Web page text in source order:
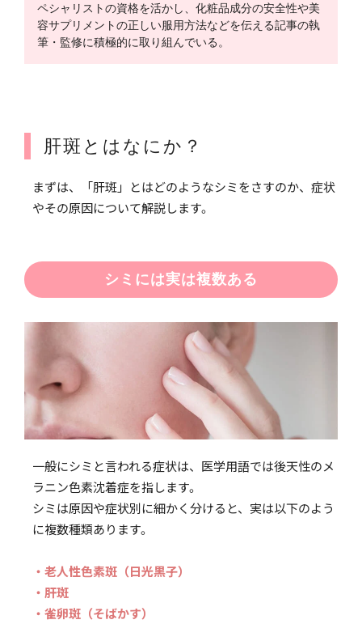
ペシャリストの資格を活かし、化粧品成分の安全性や美
容サプリメントの正しい服用方法などを伝える記事の執
筆・監修に積極的に取り組んでいる。
肝斑とはなにか？
まずは、「肝斑」とはどのようなシミをさすのか、症状
やその原因について解説します。
シミには実は複数ある
一般にシミと言われる症状は、医学用語では後天性のメ
ラニン色素沈着症を指します。
シミは原因や症状別に細かく分けると、実は以下のよう
に複数種類あります。
・老人性色素斑（日光黒子）
・肝斑
・雀卵斑（そばかす）